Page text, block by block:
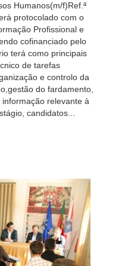
Humanos(m/f)Ref.ª
protocolado com o
Profissional e
cofinanciado pelo
terá como principais
de tarefas
e controlo da
do fardamento,
relevante à
candidatos...